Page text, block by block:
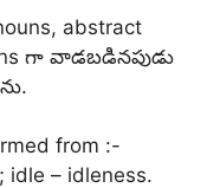
abstract
గా వాడబడినపుడు
from :-
idle – idleness.